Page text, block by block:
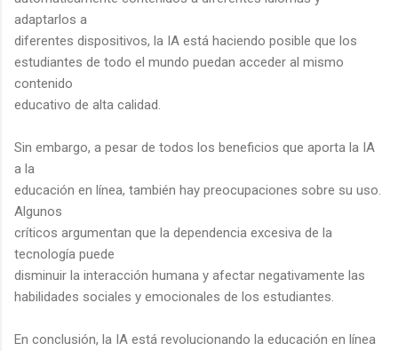
adaptarlos a
diferentes dispositivos, la IA está haciendo posible que los
estudiantes de todo el mundo puedan acceder al mismo
contenido
educativo de alta calidad.
Sin embargo, a pesar de todos los beneficios que aporta la IA
a la
educación en línea, también hay preocupaciones sobre su uso.
Algunos
críticos argumentan que la dependencia excesiva de la
tecnología puede
disminuir la interacción humana y afectar negativamente las
habilidades sociales y emocionales de los estudiantes.
En conclusión, la IA está revolucionando la educación en línea